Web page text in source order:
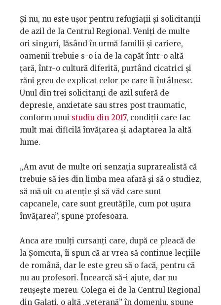
Și nu, nu este ușor pentru refugiații și solicitanții
de azil de la Centrul Regional. Veniți de multe
ori singuri, lăsând în urmă familii și cariere,
oamenii trebuie s-o ia de la capăt într-o altă
țară, într-o cultură diferită, purtând cicatrici și
răni greu de explicat celor pe care îi întâlnesc.
Unul din trei solicitanți de azil suferă de
depresie, anxietate sau stres post traumatic,
conform unui studiu din 2017, condiții care fac
mult mai dificilă învățarea și adaptarea la altă
lume.
„Am avut de multe ori senzația suprarealistă că
trebuie să ies din limba mea afară și să o studiez,
să mă uit cu atenție și să văd care sunt
capcanele, care sunt greutățile, cum pot ușura
învățarea”, spune profesoara.
Anca are mulți cursanți care, după ce pleacă de
la Șomcuta, îi spun că ar vrea să continue lecțiile
de română, dar le este greu să o facă, pentru că
nu au profesori. Încearcă să-i ajute, dar nu
reușește mereu. Colega ei de la Centrul Regional
din Galați, o altă „veterană” în domeniu, spune